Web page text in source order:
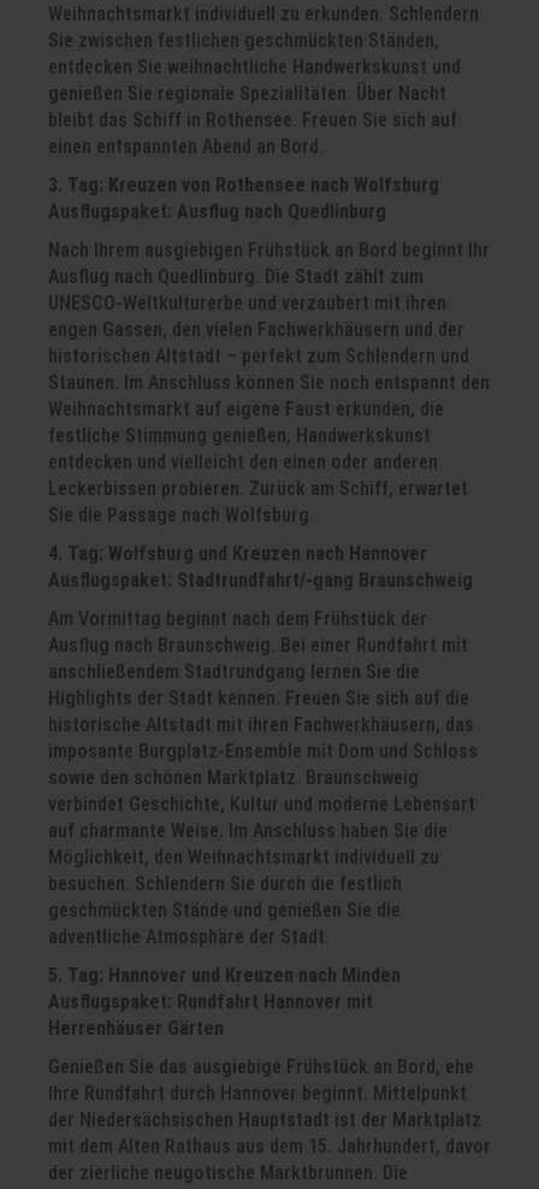
Weihnachtsmarkt individuell zu erkunden. Schlendern
Sie zwischen festlichen geschmückten Ständen,
entdecken Sie weihnachtliche Handwerkskunst und
genießen Sie regionale Spezialitäten. Über Nacht
bleibt das Schiff in Rothensee. Freuen Sie sich auf
einen entspannten Abend an Bord.
3. Tag: Kreuzen von Rothensee nach Wolfsburg
Ausflugspaket: Ausflug nach Quedlinburg
Nach Ihrem ausgiebigen Frühstück an Bord beginnt Ihr
Ausflug nach Quedlinburg. Die Stadt zählt zum
UNESCO-Weltkulturerbe und verzaubert mit ihren
engen Gassen, den vielen Fachwerkhäusern und der
historischen Altstadt – perfekt zum Schlendern und
Staunen. Im Anschluss können Sie noch entspannt den
Weihnachtsmarkt auf eigene Faust erkunden, die
festliche Stimmung genießen, Handwerkskunst
entdecken und vielleicht den einen oder anderen
Leckerbissen probieren. Zurück am Schiff, erwartet
Sie die Passage nach Wolfsburg.
4. Tag: Wolfsburg und Kreuzen nach Hannover
Ausflugspaket: Stadtrundfahrt/-gang Braunschweig
Am Vormittag beginnt nach dem Frühstück der
Ausflug nach Braunschweig. Bei einer Rundfahrt mit
anschließendem Stadtrundgang lernen Sie die
Highlights der Stadt kennen. Freuen Sie sich auf die
historische Altstadt mit ihren Fachwerkhäusern, das
imposante Burgplatz-Ensemble mit Dom und Schloss
sowie den schönen Marktplatz. Braunschweig
verbindet Geschichte, Kultur und moderne Lebensart
auf charmante Weise. Im Anschluss haben Sie die
Möglichkeit, den Weihnachtsmarkt individuell zu
besuchen. Schlendern Sie durch die festlich
geschmückten Stände und genießen Sie die
adventliche Atmosphäre der Stadt.
5. Tag: Hannover und Kreuzen nach Minden
Ausflugspaket: Rundfahrt Hannover mit
Herrenhäuser Gärten
Genießen Sie das ausgiebige Frühstück an Bord, ehe
Ihre Rundfahrt durch Hannover beginnt. Mittelpunkt
der Niedersächsischen Hauptstadt ist der Marktplatz
mit dem Alten Rathaus aus dem 15. Jahrhundert, davor
der zierliche neugotische Marktbrunnen. Die